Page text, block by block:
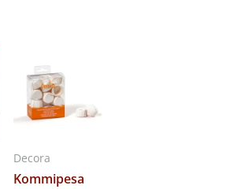
Decora
Kommipesa